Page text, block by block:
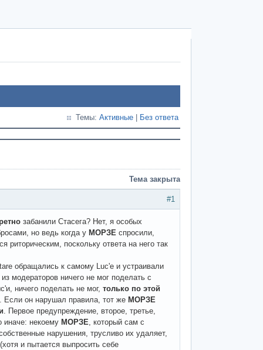
Темы: Активные Без ответа
Тема закрыта
#1
забанили Стасега? Нет, я особых
но ведь когда у МОРЗЕ спросили,
риторическим, поскольку ответа на него так
обращались к самому Luc'е и устраивали
модераторов ничего не мог поделать с
ничего поделать не мог, только по этой
Если он нарушал правила, тот же МОРЗЕ
. Первое предупреждение, второе, третье,
иначе: некоему МОРЗЕ , который сам с
нарушения, трусливо их удаляет,
и пытается выпросить себе